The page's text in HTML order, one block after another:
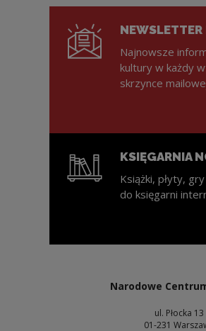
NEWSLETTER
Najnowsze
kultury w każdy
skrzynce
KSIĘGARNIA
Książki, płyty,
do księgarni
Narodowe
ul. Płocka 13
01-231